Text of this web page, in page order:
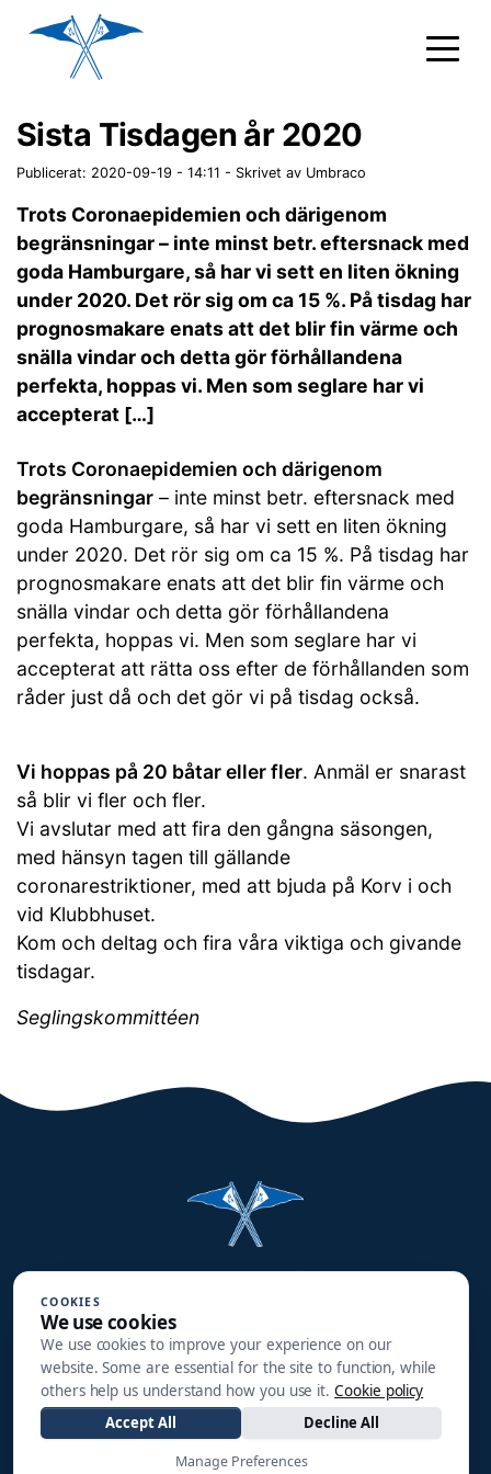
Sista Tisdagen år 2020
Publicerat: 2020-09-19 - 14:11 - Skrivet av Umbraco
Trots Coronaepidemien och därigenom
begränsningar – inte minst betr. eftersnack med
goda Hamburgare, så har vi sett en liten ökning
under 2020. Det rör sig om ca 15 %. På tisdag har
prognosmakare enats att det blir fin värme och
snälla vindar och detta gör förhållandena
perfekta, hoppas vi. Men som seglare har vi
accepterat […]
Trots Coronaepidemien och därigenom
begränsningar – inte minst betr. eftersnack med
goda Hamburgare, så har vi sett en liten ökning
under 2020. Det rör sig om ca 15 %. På tisdag har
prognosmakare enats att det blir fin värme och
snälla vindar och detta gör förhållandena
perfekta, hoppas vi. Men som seglare har vi
accepterat att rätta oss efter de förhållanden som
råder just då och det gör vi på tisdag också.
Vi hoppas på 20 båtar eller fler. Anmäl er snarast
så blir vi fler och fler.
Vi avslutar med att fira den gångna säsongen,
med hänsyn tagen till gällande
coronarestriktioner, med att bjuda på Korv i och
vid Klubbhuset.
Kom och deltag och fira våra viktiga och givande
tisdagar.
Seglingskommittéen
Halmstads Segelsällskap
302 90 HALMSTAD
info@hss1910.se
+46 760 268 795
COOKIES
We use cookies
We use cookies to improve your experience on our
website. Some are essential for the site to function, while
others help us understand how you use it. Cookie policy
Accept All
Decline All
Manage Preferences